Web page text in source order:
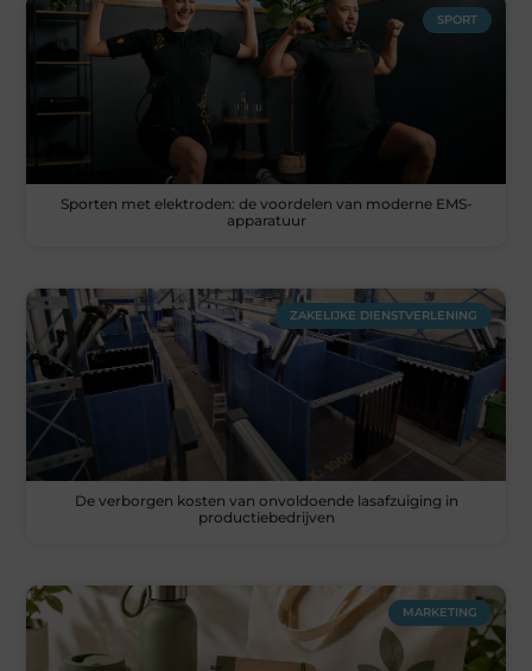
SPORT
Sporten met elektroden: de voordelen van moderne EMS-
apparatuur
ZAKELIJKE DIENSTVERLENING
De verborgen kosten van onvoldoende lasafzuiging in
productiebedrijven
MARKETING